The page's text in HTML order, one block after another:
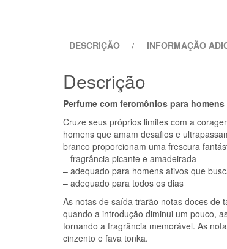
DESCRIÇÃO INFORMAÇÃO
Descrição
Perfume com feromônios para
Cruze seus próprios limites com a
homens que amam desafios e
branco proporcionam uma frescura
– fragrância picante e amadeirada
– adequado para homens ativos que
– adequado para todos os dias
As notas de saída trarão notas doces de
quando a introdução diminui um pouco,
tornando a fragrância memorável. As
cinzento e fava tonka.